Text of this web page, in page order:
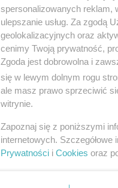
spersonalizowanych reklam,
ulepszanie usług. Za zgodą
geolokalizacyjnych oraz
cenimy Twoją prywatność,
Zgoda jest dobrowolna i
się w lewym dolnym rogu
ale masz prawo sprzeciwić
witrynie.
Zapoznaj się z poniższymi
internetowych.
Prywatności i Cookies oraz